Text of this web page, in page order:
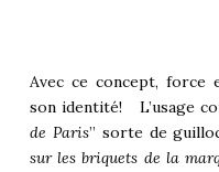
Avec ce concept, force
son identité! L’usage
de Paris” sorte de
sur les briquets de la